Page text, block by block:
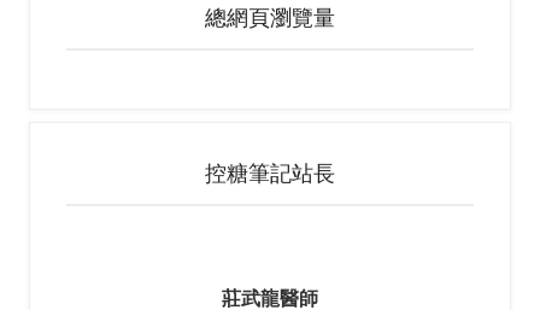
總網頁瀏覽量
控糖筆記站長
莊武龍醫師